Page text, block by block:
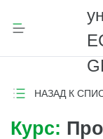
НАЗАД К
Курс: